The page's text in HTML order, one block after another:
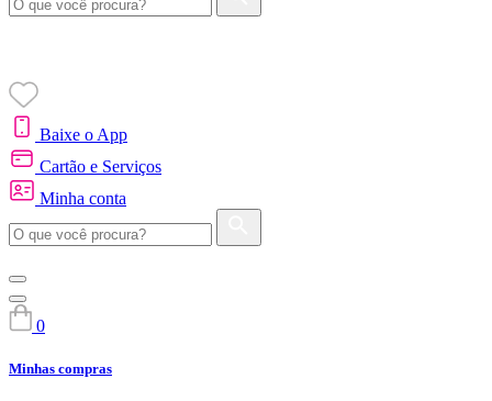
Baixe o App
Cartão e Serviços
Minha conta
0
Minhas compras